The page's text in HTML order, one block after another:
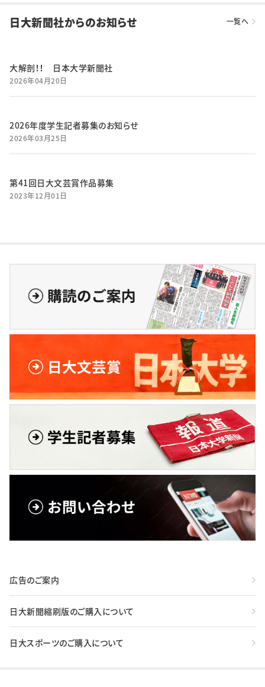
日大新聞社からのお知らせ 一覧へ
大解剖！！ 日本大学新聞社
2026年04月20日
2026年度学生記者募集のお知らせ
2026年03月25日
第41回日大文芸賞作品募集
2023年12月01日
広告のご案内
日大新聞縮刷版のご購入について
日大スポーツのご購入について